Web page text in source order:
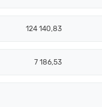
124 140,83
7 186,53